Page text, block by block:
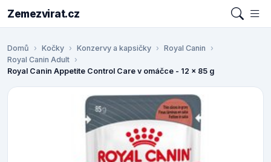
Zemezvirat.cz
Domů Kočky Konzervy a kapsičky
Royal Canin
Royal Canin Adult
Royal Canin Appetite Control Care v omáčce - 12 x 85 g